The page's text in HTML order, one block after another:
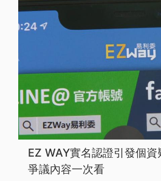
EZ WAY實名認證引發個
爭議內容一次看